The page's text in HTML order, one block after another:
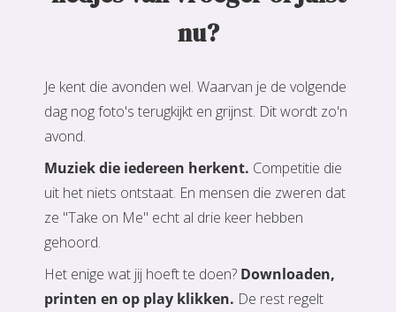
nu?
Je kent die avonden wel. Waarvan je de volgende
dag nog foto's terugkijkt en grijnst. Dit wordt zo'n
avond.
Muziek die iedereen herkent. Competitie die
uit het niets ontstaat. En mensen die zweren dat
ze "Take on Me" echt al drie keer hebben
gehoord.
Het enige wat jij hoeft te doen? Downloaden,
printen en op play klikken. De rest regelt